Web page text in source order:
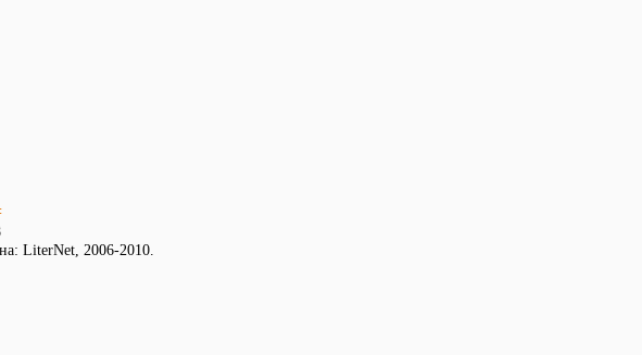
LiterNet, 2006-2010.